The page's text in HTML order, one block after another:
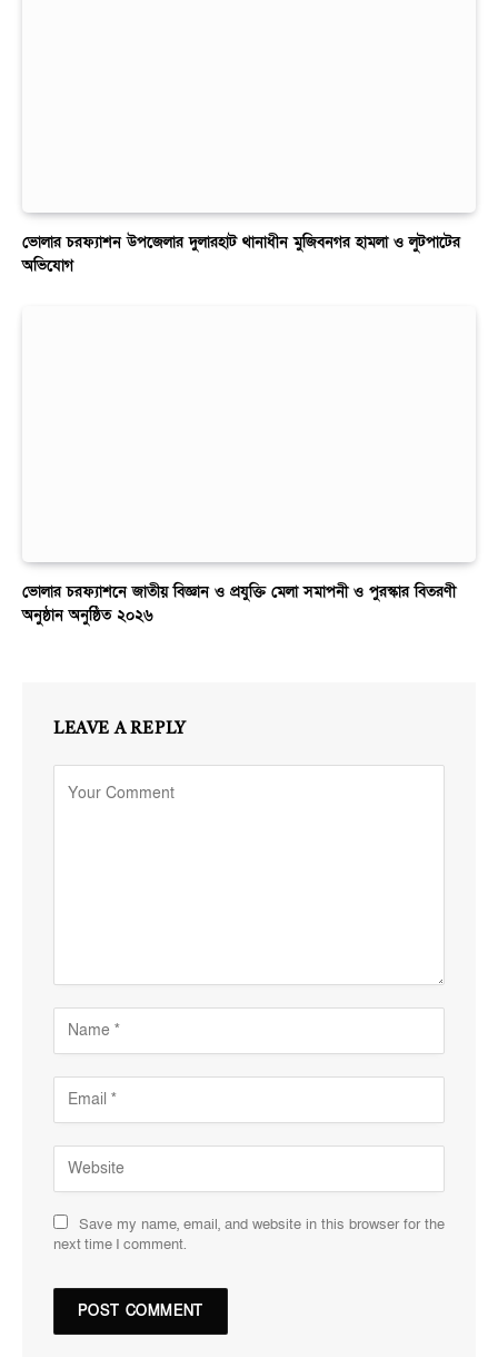
ভোলার চরফ্যাশন উপজেলার দুলারহাট থানাধীন মুজিবনগর হামলা ও লুটপাটের
অভিযোগ
ভোলার চরফ্যাশনে জাতীয় বিজ্ঞান ও প্রযুক্তি মেলা সমাপনী ও পুরস্কার বিতরণী
অনুষ্ঠান অনুষ্ঠিত ২০২৬
LEAVE A REPLY
Save my name, email, and website in this browser for the
next time I comment.